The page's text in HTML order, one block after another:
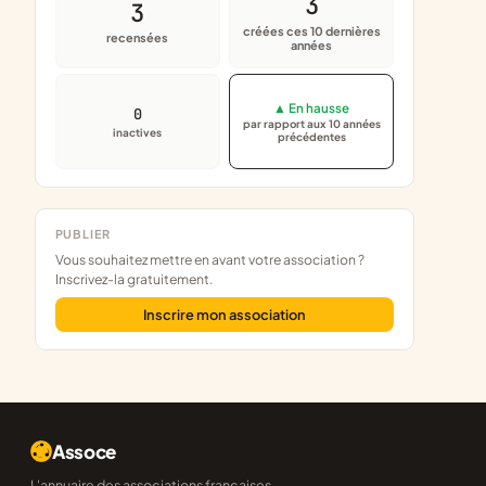
3
recensées
créées ces 10 dernières
années
0
inactives
▲ En hausse
par rapport aux 10 années
précédentes
PUBLIER
Vous souhaitez mettre en avant votre association ?
Inscrivez-la gratuitement.
Inscrire mon association
Assoce